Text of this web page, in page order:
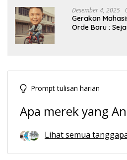
Desember 4, 2025
Gerakan
Orde Baru :
Prompt tulisan harian
Apa merek yang
Lihat semua